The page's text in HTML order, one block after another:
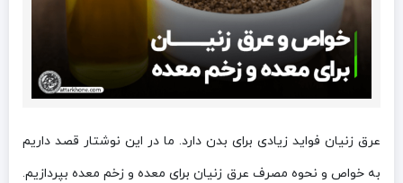
عرق زنیان فواید زیادی برای بدن دارد. ما در این نوشتار قصد داریم
به خواص و نحوه مصرف عرق زنیان برای معده و زخم معده بپردازیم.